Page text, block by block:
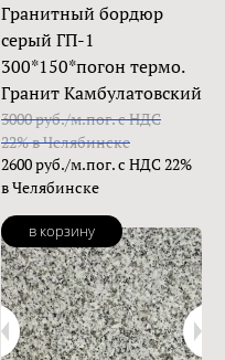
Гранитный бордюр
серый ГП-1
300*150*погон термо.
Гранит Камбулатовский
3000 руб./м.пог. с НДС
22% в Челябинске
2600 руб./м.пог. с НДС 22%
в Челябинске
в корзину